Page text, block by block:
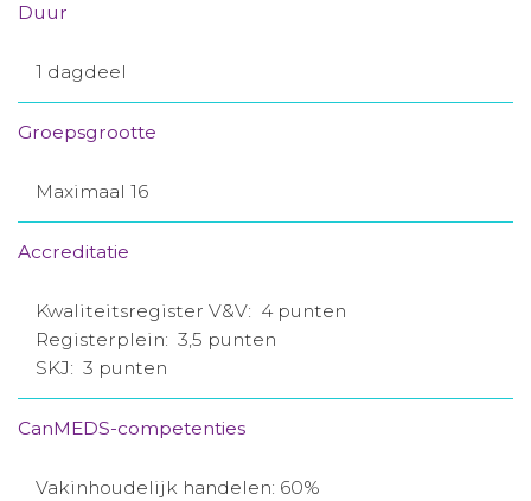
Duur
1 dagdeel
Groepsgrootte
Maximaal 16
Accreditatie
Kwaliteitsregister V&V: 4 punten
Registerplein: 3,5 punten
SKJ: 3 punten
CanMEDS-competenties
Vakinhoudelijk handelen: 60%